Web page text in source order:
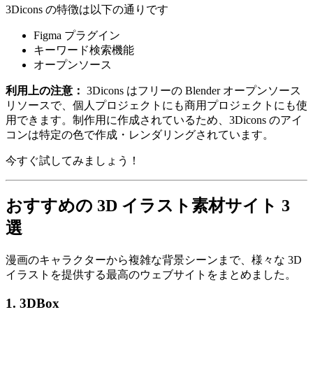
3Dicons の特徴は以下の通りです
Figma プラグイン
キーワード検索機能
オープンソース
利用上の注意： 3Dicons はフリーの Blender オープンソース
リソースで、個人プロジェクトにも商用プロジェクトにも使
用できます。制作用に作成されているため、3Dicons のアイ
コンは特定の色で作成・レンダリングされています。
今すぐ試してみましょう！
おすすめの 3D イラスト素材サイト 3
選
漫画のキャラクターから複雑な背景シーンまで、様々な 3D
イラストを提供する最高のウェブサイトをまとめました。
1. 3DBox